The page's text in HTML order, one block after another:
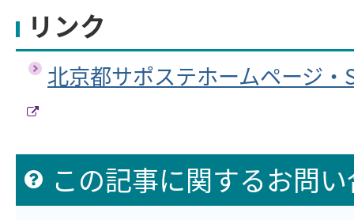
リンク
北京都サポステホームページ
この記事に関するお問